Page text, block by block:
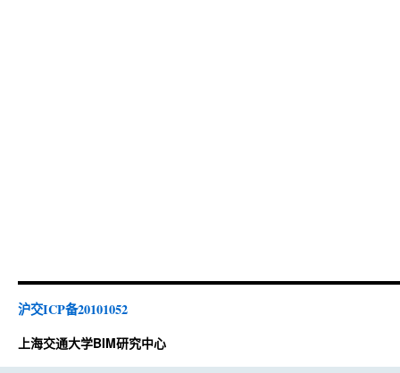
沪交ICP备20101052
上海交通大学BIM研究中心